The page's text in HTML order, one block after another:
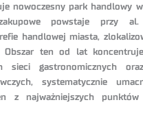
nowoczesny park handlowy w
powstaje przy al.
handlowej miasta,
Obszar ten od lat
sieci gastronomicznych
systematycznie
z najważniejszych punktów